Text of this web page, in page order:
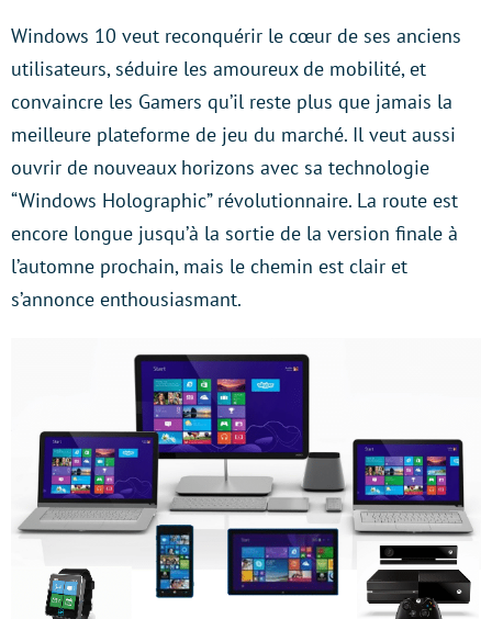
Windows 10 veut reconquérir le cœur de ses anciens
utilisateurs, séduire les amoureux de mobilité, et
convaincre les Gamers qu’il reste plus que jamais la
meilleure plateforme de jeu du marché. Il veut aussi
ouvrir de nouveaux horizons avec sa technologie
“Windows Holographic” révolutionnaire. La route est
encore longue jusqu’à la sortie de la version finale à
l’automne prochain, mais le chemin est clair et
s’annonce enthousiasmant.